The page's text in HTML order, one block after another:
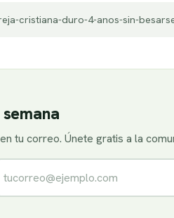
tu correo. Únete gratis a la
electrónico